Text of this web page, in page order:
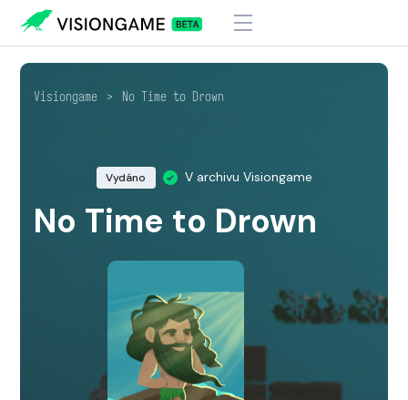
Visiongame > No Time to Drown
Vydáno V archivu Visiongame
No Time to Drown